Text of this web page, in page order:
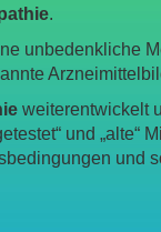
.
unbedenkliche
weiterentwickelt
und
und